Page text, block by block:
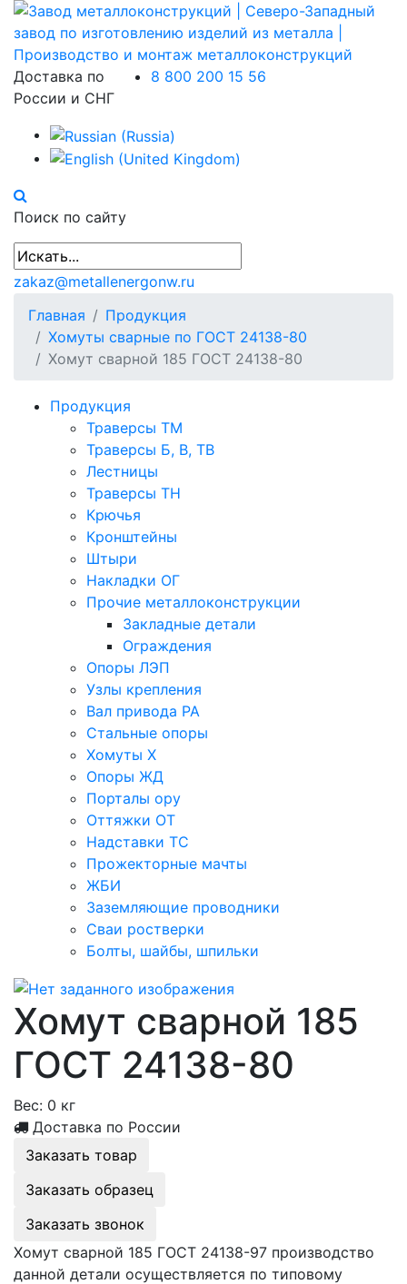
Доставка по
России и СНГ
8 800 200 15 56
Поиск по сайту
zakaz@metallenergonw.ru
Главная
Продукция
Хомуты сварные по ГОСТ 24138-80
Хомут сварной 185 ГОСТ 24138-80
Продукция
Траверсы ТМ
Траверсы Б, В, ТВ
Лестницы
Траверсы ТН
Крючья
Кронштейны
Штыри
Накладки ОГ
Прочие металлоконструкции
Закладные детали
Ограждения
Опоры ЛЭП
Узлы крепления
Вал привода РА
Стальные опоры
Хомуты Х
Опоры ЖД
Порталы ору
Оттяжки ОТ
Надставки ТС
Прожекторные мачты
ЖБИ
Заземляющие проводники
Сваи ростверки
Болты, шайбы, шпильки
Хомут сварной 185
ГОСТ 24138-80
Вес: 0 кг
Доставка по России
Заказать товар
Заказать образец
Заказать звонок
Хомут сварной 185 ГОСТ 24138-97 производство
данной детали осуществляется по типовому